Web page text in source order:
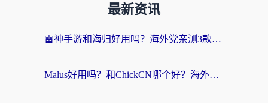
最新资讯
雷神手游和海归好用吗？海外党亲测3款热门回国加速器+番茄加速器深度体验
Malus好用吗？和ChickCN哪个好？海外党亲测：选对回国加速器，追剧游戏不卡顿